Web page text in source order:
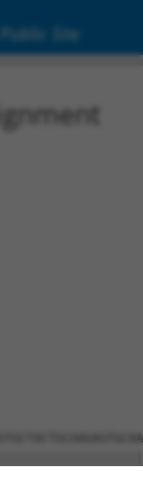
Public Site
1184
            ||||||||||||||||||||||||||||||||||||||||||||||||||||||||||||||||||||||||||
Sbjct 1111  GAGACAGGGACGGTCCATGCAGCAAGTCAGCTCTGTAAGGAAGCAATGGGGAAGCTGTACAATTTCAGCACTTC  1184

Query 1185  CTCCAGAAGTCAGGACAGAGAAGCTCTGTCTCAAGAAGTTATGTCTGTGATTGCCCAGGTGAAGGAACATTTAC  1258
            ||||||||||||||||||||||||||||||||||||||||||||||||||||||||||||||||||||||||||
Sbjct 1185  CTCCAGAAGTCAGGACAGAGAAGCTCTGTCTCAAGAAGTTATGTCTGTGATTGCCCAGGTGAAGGAACATTTAC  1258

Query 1259  AAGTTCAAAGCTTCTCAAATGTAGATGACAGATCTTATGTTCCCGAGAGTTTCGAGTGCAGGTTGGATAAACTT  1332
            ||||||||||||||||||||||||||||||||||||||||||||||||||||||||||||||||||||||||||
Sbjct 1259  AAGTTCAAAGCTTCTCAAATGTAGATGACAGATCTTATGTTCCCGAGAGTTTCGAGTGCAGGTTGGATAAACTT  1332

Query 1333  ATCTTGCATGGGCAAGGGGATTTCCAAAAAATCCTTGACACCTATTCACAGCACCATACTTCGGTGTGTGAAGT  1406
            ||||||||||||||||||||||||||||||||||||||||||||||||||||||||||||||||||||||||||
Sbjct 1333  ATCTTGCATGGGCAAGGGGATTTCCAAAAAATCCTTGACACCTATTCACAGCACCATACTTCGGTGTGTGAAGT  1406

Query 1407  ATTTGAAAGTGATTGTGGAAACAACAAAAATGAACAGAAAGATGCAAAAACAGGAGTCTGCATCACTGCTCTAA  1480
            ||||||||||||||||||||||||||||||||||||||||||||||||||||||||||||||||||||||||||
Sbjct 1407  ATTTGAAAGTGATTGTGGAAACAACAAAAATGAACAGAAAGATGCAAAAACAGGAGTCTGCATCACTGCTCTAA  1480

Query 1481  AAACAGAAATAAAAAACATAGATACTGTGAGTACTACTCAAGAAAAGCCACATTGTCAAAGAGACACAGGAATA  1554
            ||||||||||||||||||||||||||||||||||||||||||||||||||||||||||||||||||||||||||
Sbjct 1481  AAACAGAAATAAAAAACATAGATACTGTGAGTACTACTCAAGAAAAGCCACATTGTCAAAGAGACACAGGAATA  1554

Query 1555  TCTTCCTCCCTAATGGGTAAGAATGTTCAGAGGGAACTCAGAAGGGGAGGAAGGAGAAACTGGACCCATTCTGA  1628
            ||||||||||||||||||||||||||||||||||||||||||||||||||||||||||||||||||||||||||
Sbjct 1555  TCTTCCTCCCTAATGGGTAAGAATGTTCAGAGGGAACTCAGAAGGGGAGGAAGGAGAAACTGGACCCATTCTGA  1628

Query 1629